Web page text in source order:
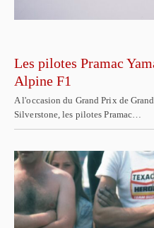
Les pilotes Pramac
Alpine F1
A l'occasion du Grand Prix de
Silverstone, les pilotes Pramac…